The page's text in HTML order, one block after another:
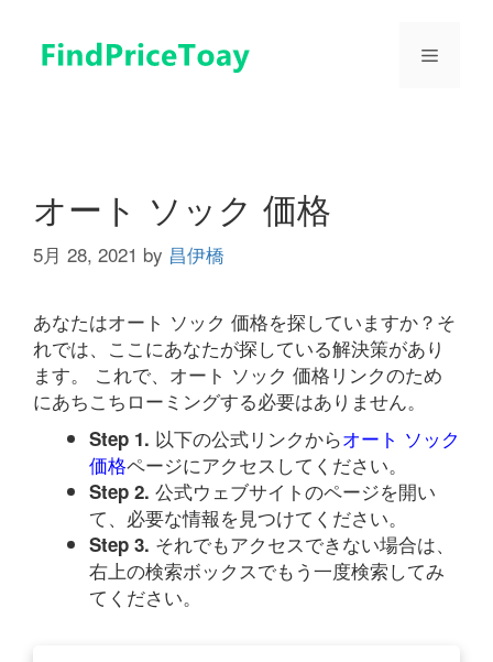
メ
オート ソック 価格
5月 28, 2021 by 昌伊橋
あなたはオート ソック 価格を探していますか？そ
れでは、ここにあなたが探している解決策があり
ます。 これで、オート ソック 価格リンクのため
にあちこちローミングする必要はありません。
Step 1. 以下の公式リンクからオート ソック
価格ページにアクセスしてください。
Step 2. 公式ウェブサイトのページを開い
て、必要な情報を見つけてください。
Step 3. それでもアクセスできない場合は、
右上の検索ボックスでもう一度検索してみ
てください。